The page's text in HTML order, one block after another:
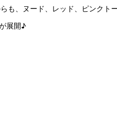
も、ヌード、レッド、ピンクト
展開♪